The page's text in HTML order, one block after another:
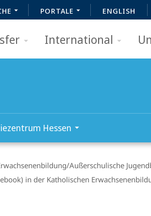
PORTALE ENGLISH
International
Hessen
­Außerschulische
in der Katholischen